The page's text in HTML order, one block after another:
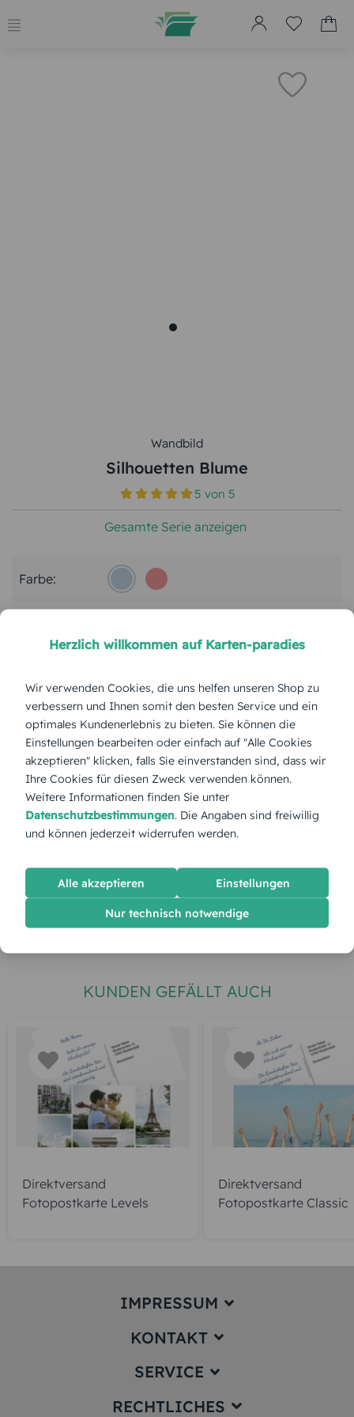
Wandbild
Silhouetten Blume
5 von 5
Gesamte Serie anzeigen
Farbe:
Menge:
Stückpreis: 44,99 €
Gesamtpreis: 44,99 € Inkl. MwSt. zzgl. Versand
Spätester Versandtermin Dienstag, 11.8.2026
jetzt gestalten
KUNDEN GEFÄLLT AUCH
Direktversand
Fotopostkarte Levels
Direktversand
Fotopostkarte Classic
IMPRESSUM
Impressum
KONTAKT
service@karten-paradies.de
innerhalb von 24 Stunden)
SERVICE
Preise und Versand
RECHTLICHES
Herzlich willkommen auf Karten-paradies
Wir verwenden Cookies, die uns helfen unseren Shop zu
verbessern und Ihnen somit den besten Service und ein
optimales Kundenerlebnis zu bieten. Sie können die
Einstellungen bearbeiten oder einfach auf "Alle Cookies
akzeptieren" klicken, falls Sie einverstanden sind, dass wir
Ihre Cookies für diesen Zweck verwenden können.
Weitere Informationen finden Sie unter
Datenschutzbestimmungen. Die Angaben sind freiwillig
und können jederzeit widerrufen werden.
Alle akzeptieren Einstellungen
Nur technisch notwendige